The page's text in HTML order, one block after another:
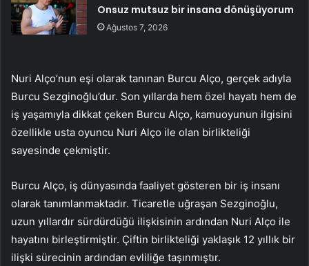
Onsuz mutsuz bir insana dönüşüyorum
Ağustos 7, 2026
Nuri Alço’nun eşi olarak tanınan Burcu Alço, gerçek adıyla
Burcu Sezginoğlu’dur. Son yıllarda hem özel hayatı hem de
iş yaşamıyla dikkat çeken Burcu Alço, kamuoyunun ilgisini
özellikle usta oyuncu Nuri Alço ile olan birlikteliği
sayesinde çekmiştir.
Burcu Alço, iş dünyasında faaliyet gösteren bir iş insanı
olarak tanımlanmaktadır. Ticaretle uğraşan Sezginoğlu,
uzun yıllardır sürdürdüğü ilişkisinin ardından Nuri Alço ile
hayatını birleştirmiştir. Çiftin birlikteliği yaklaşık 12 yıllık bir
ilişki sürecinin ardından evliliğe taşınmıştır.